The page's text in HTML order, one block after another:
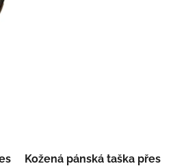
Kožená pánská taška přes